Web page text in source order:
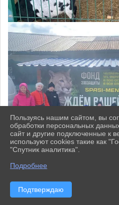
Пользуясь нашим сайтом, вы
обработки персональных
сайт и другие подключенные к
используют cookies такие как
"Спутник аналитика".
Подробнее
Подтверждаю